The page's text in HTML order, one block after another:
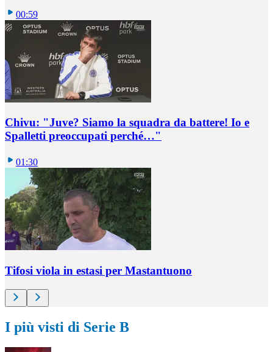
00:59
Chivu: "Juve? Siamo la squadra da battere! Io e
Spalletti preoccupati perché…"
01:30
Tifosi viola in estasi per Mastantuono
I più visti di Serie B